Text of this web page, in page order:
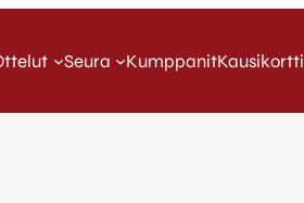
Seura KumppanitKausikortti